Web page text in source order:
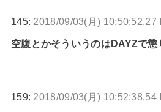
145: 2018/09/03(月) 10:50:52.27
空腹とかそういうのはDAYZで懲
159: 2018/09/03(月) 10:52:38.54